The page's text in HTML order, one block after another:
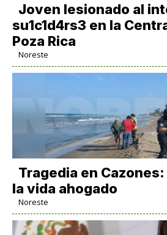
Joven lesionado al
su1c1d4rs3 en la
Poza Rica
Noreste
Tragedia en
la vida ahogado
Noreste